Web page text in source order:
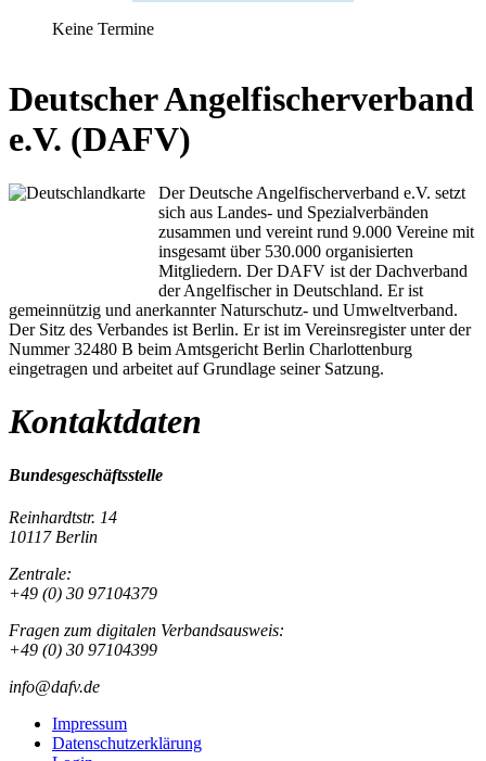
Keine Termine
Deutscher Angelfischerverband
e.V. (DAFV)
Der Deutsche Angelfischerverband e.V. setzt
sich aus Landes- und Spezialverbänden
zusammen und vereint rund 9.000 Vereine mit
insgesamt über 530.000 organisierten
Mitgliedern. Der DAFV ist der Dachverband
der Angelfischer in Deutschland. Er ist
gemeinnützig und anerkannter Naturschutz- und Umweltverband.
Der Sitz des Verbandes ist Berlin. Er ist im Vereinsregister unter der
Nummer 32480 B beim Amtsgericht Berlin Charlottenburg
eingetragen und arbeitet auf Grundlage seiner Satzung.
Kontaktdaten
Bundesgeschäftsstelle
Reinhardtstr. 14
10117 Berlin
Zentrale:
+49 (0) 30 97104379
Fragen zum digitalen Verbandsausweis:
+49 (0) 30 97104399
info@dafv.de
Impressum
Datenschutzerklärung